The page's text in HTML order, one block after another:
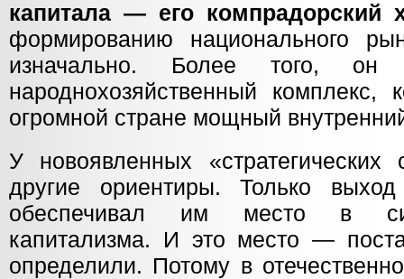
капитала — его компрадорский
формированию национального
изначально. Более того, он
народнохозяйственный комплекс,
огромной стране мощный
У новоявленных «стратегических
другие ориентиры. Только
обеспечивал им место в
капитализма. И это место —
определили. Потому в